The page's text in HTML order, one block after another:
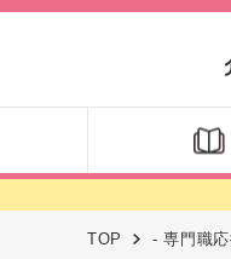
TOP - 専門職